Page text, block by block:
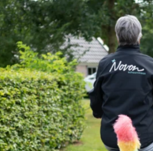
favorite
share